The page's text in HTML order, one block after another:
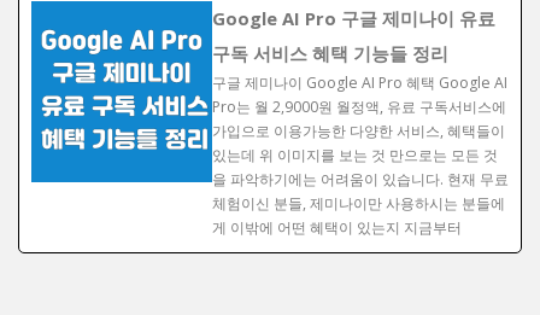
Google AI Pro 구글 제미나이 유료
구독 서비스 혜택 기능들 정리
구글 제미나이 Google AI Pro 혜택 Google AI
Pro는 월 2,9000원 월정액, 유료 구독서비스에
가입으로 이용가능한 다양한 서비스, 혜택들이
있는데 위 이미지를 보는 것 만으로는 모든 것
을 파악하기에는 어려움이 있습니다. 현재 무료
체험이신 분들, 제미나이만 사용하시는 분들에
게 이밖에 어떤 혜택이 있는지 지금부터